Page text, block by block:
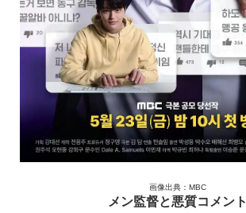
画像出典：MBC
メン監督と悪質コメント